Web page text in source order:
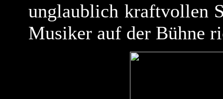
unglaublich kraftvollen
Musiker auf der Bühne